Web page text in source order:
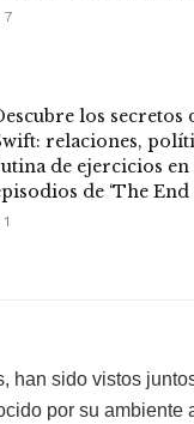
7
los secretos
relaciones,
de ejercicios en
de ‘The End
1
han sido vistos
por su ambiente